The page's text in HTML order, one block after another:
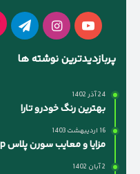
یوتیوب
پربازدیدترین نوشته ها
24 آذر 1402
بهترین رنگ خودرو تارا
16 اردیبهشت 1403
مزایا و معایب سورن پلاس xu7p
2 آبان 1402